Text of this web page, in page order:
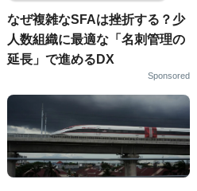
なぜ複雑なSFAは挫折する？少
人数組織に最適な「名刺管理の
延長」で進めるDX
Sponsored